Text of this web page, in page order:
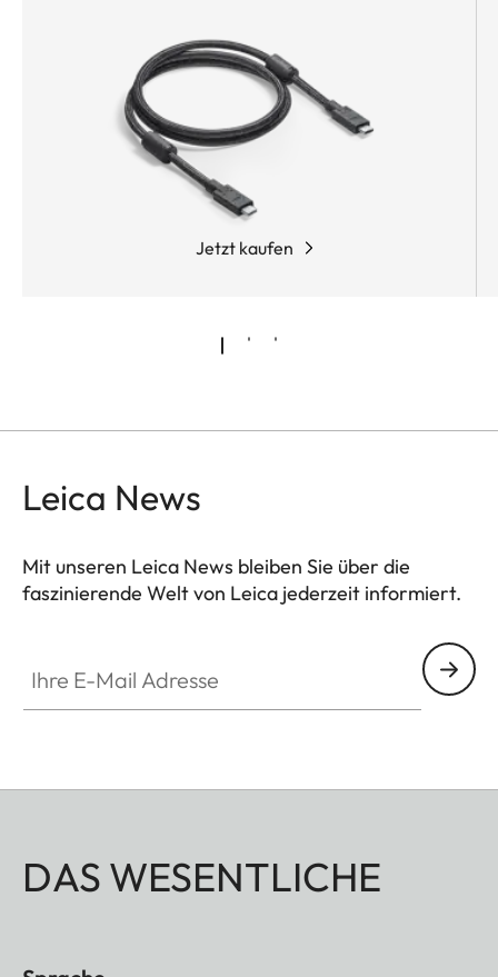
Jetzt kaufen
Leica News
Mit unseren Leica News bleiben Sie über die
faszinierende Welt von Leica jederzeit informiert.
DAS WESENTLICHE